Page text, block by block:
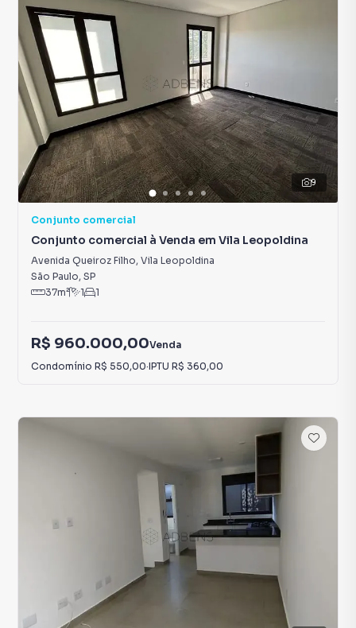
9
Conjunto comercial
Conjunto comercial à Venda em Vila Leopoldina
Avenida Queiroz Filho, Vila Leopoldina
São Paulo, SP
37m² 1 1
R$ 960.000,00Venda
Condomínio R$ 550,00·IPTU R$ 360,00